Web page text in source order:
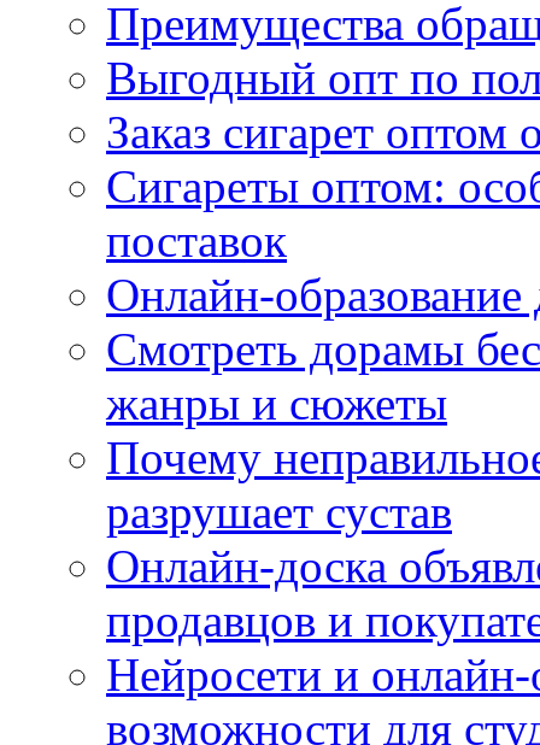
Преимущества
Выгодный опт по
Заказ сигарет оптом
Сигареты оптом:
поставок
Онлайн-
Смотреть дорамы
жанры и сюжеты
Почему
разрушает сустав
Онлайн-доска
продавцов и
Нейросети и
возможности для